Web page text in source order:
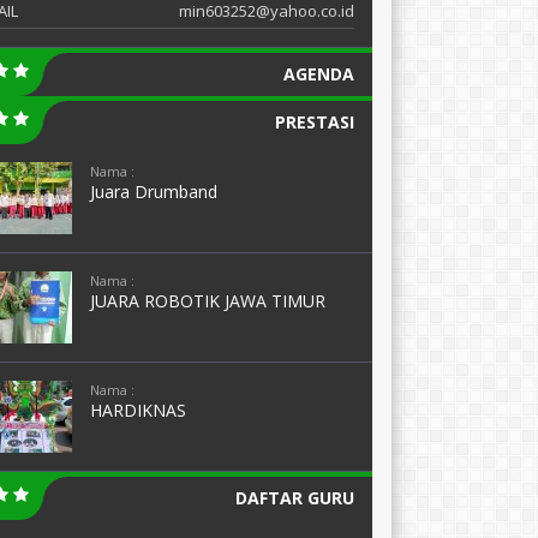
min603252@yahoo.co.id
AGENDA
PRESTASI
Nama :
Juara Drumband
Nama :
JUARA ROBOTIK JAWA TIMUR
Nama :
HARDIKNAS
DAFTAR GURU